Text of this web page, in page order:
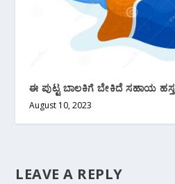
ಈ ಪುಟ್ಟ ಬಾಲಕಿಗೆ ಬೇಕಿದೆ ಸಹಾಯ ಹಸ್ತ
August 10, 2023
LEAVE A REPLY